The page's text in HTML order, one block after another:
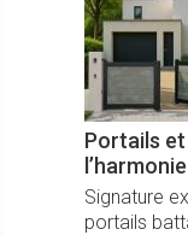
Portails
Signature
portails